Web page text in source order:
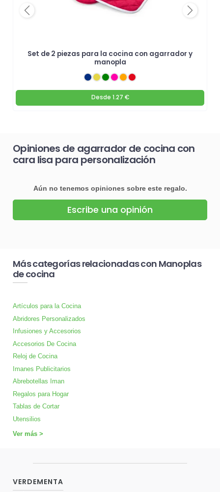
Set de 2 piezas para la cocina con agarrador y
manopla
Desde 1.27 €
Previous Next
Opiniones de agarrador de cocina con
cara lisa para personalización
Aún no tenemos opiniones sobre este regalo.
Escribe una opinión
Más categorías relacionadas con Manoplas
de cocina
Artículos para la Cocina
Abridores Personalizados
Infusiones y Accesorios
Accesorios De Cocina
Reloj de Cocina
Imanes Publicitarios
Abrebotellas Iman
Regalos para Hogar
Tablas de Cortar
Utensilios
Ver más >
VERDEMENTA